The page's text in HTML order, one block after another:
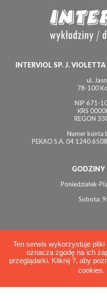
INTERVIOL SP. J.
ul.
78-100
NIP 671-
KRS
REGON
Numer konta
PEKAO S.A. 04 1240
GODZINY
Poniedziałek-
Sobota:
©
Ten serwis wykorzystuje
oznacza zgodę na ich
przeglądarki. Kliknij ?, aby
cookies.